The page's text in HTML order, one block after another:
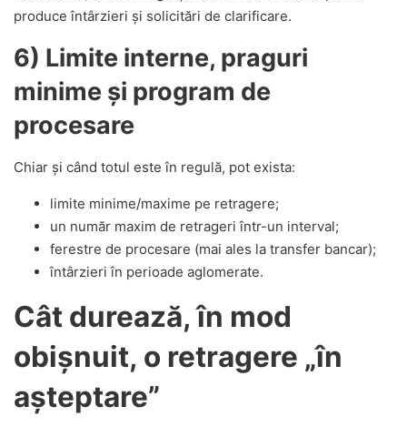
produce întârzieri și solicitări de clarificare.
6) Limite interne, praguri
minime și program de
procesare
Chiar și când totul este în regulă, pot exista:
limite minime/maxime pe retragere;
un număr maxim de retrageri într-un interval;
ferestre de procesare (mai ales la transfer bancar);
întârzieri în perioade aglomerate.
Cât durează, în mod
obișnuit, o retragere „în
așteptare”